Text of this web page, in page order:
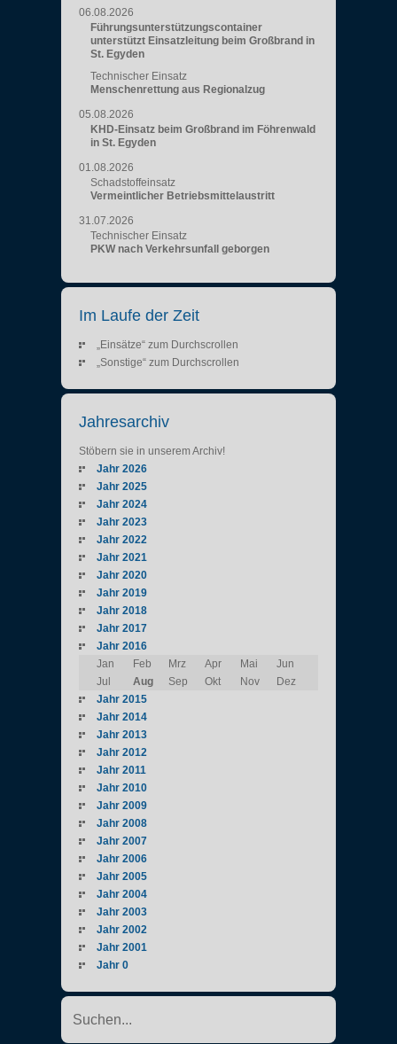
06.08.2026
Führungsunterstützungscontainer
unterstützt Einsatzleitung beim Großbrand in
St. Egyden
Technischer Einsatz
Menschenrettung aus Regionalzug
05.08.2026
KHD-Einsatz beim Großbrand im Föhrenwald
in St. Egyden
01.08.2026
Schadstoffeinsatz
Vermeintlicher Betriebsmittelaustritt
31.07.2026
Technischer Einsatz
PKW nach Verkehrsunfall geborgen
Im Laufe der Zeit
„Einsätze“ zum Durchscrollen
„Sonstige“ zum Durchscrollen
Jahresarchiv
Stöbern sie in unserem Archiv!
Jahr 2026
Jahr 2025
Jahr 2024
Jahr 2023
Jahr 2022
Jahr 2021
Jahr 2020
Jahr 2019
Jahr 2018
Jahr 2017
Jahr 2016
Jan
Feb Mrz Apr Mai
Jun
Jul
Aug Sep Okt Nov
Dez
Jahr 2015
Jahr 2014
Jahr 2013
Jahr 2012
Jahr 2011
Jahr 2010
Jahr 2009
Jahr 2008
Jahr 2007
Jahr 2006
Jahr 2005
Jahr 2004
Jahr 2003
Jahr 2002
Jahr 2001
Jahr 0